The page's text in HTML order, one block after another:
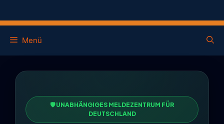
Menü
🛡️ UNABHÄNGIGES MELDEZENTRUM FÜR
DEUTSCHLAND